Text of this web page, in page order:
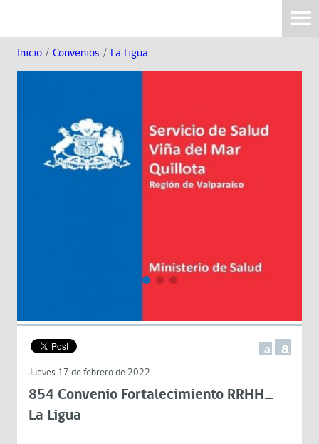
Inicio / Convenios / La Ligua
a a
Jueves 17 de febrero de 2022
854 Convenio Fortalecimiento RRHH_
La Ligua